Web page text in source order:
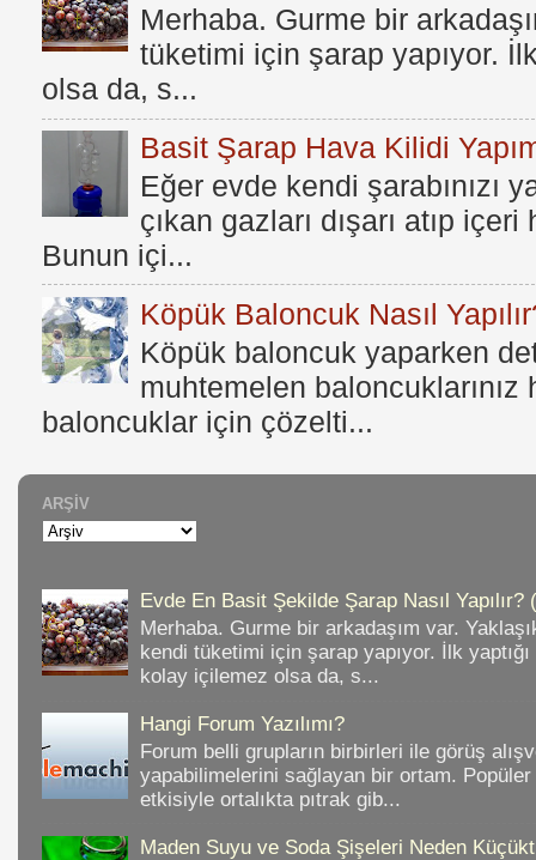
Merhaba. Gurme bir
tüketimi için şarap yapıyor.
olsa da, s...
Basit Şarap Hava Kilidi
Eğer evde kendi şarabınızı
çıkan gazları dışarı atıp
Bunun içi...
Köpük Baloncuk Nasıl
Köpük baloncuk yaparken
muhtemelen baloncuklarınız
baloncuklar için çözelti...
ARŞIV
Evde En Basit Şekilde Şarap Nasıl Yapılır?
Merhaba. Gurme bir arkadaşım var.
kendi tüketimi için şarap yapıyor. İlk
kolay içilemez olsa da, s...
Hangi Forum Yazılımı?
Forum belli grupların birbirleri ile görüş
yapabilimelerini sağlayan bir ortam. Popüler
etkisiyle ortalıkta pıtrak gib...
Maden Suyu ve Soda Şişeleri Neden